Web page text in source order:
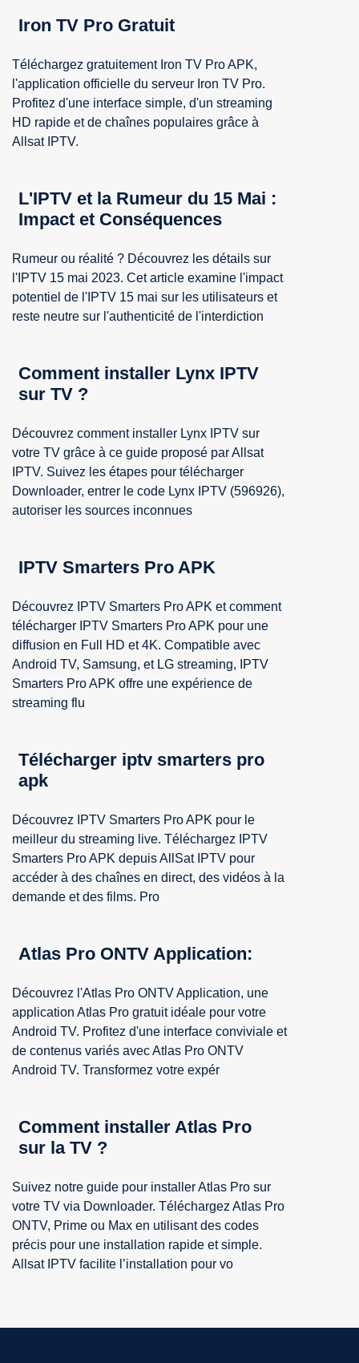
Iron TV Pro Gratuit
Téléchargez gratuitement Iron TV Pro APK,
l'application officielle du serveur Iron TV Pro.
Profitez d'une interface simple, d'un streaming
HD rapide et de chaînes populaires grâce à
Allsat IPTV.
L'IPTV et la Rumeur du 15 Mai :
Impact et Conséquences
Rumeur ou réalité ? Découvrez les détails sur
l'IPTV 15 mai 2023. Cet article examine l'impact
potentiel de l'IPTV 15 mai sur les utilisateurs et
reste neutre sur l'authenticité de l'interdiction
Comment installer Lynx IPTV
sur TV ?
Découvrez comment installer Lynx IPTV sur
votre TV grâce à ce guide proposé par Allsat
IPTV. Suivez les étapes pour télécharger
Downloader, entrer le code Lynx IPTV (596926),
autoriser les sources inconnues
IPTV Smarters Pro APK
Découvrez IPTV Smarters Pro APK et comment
télécharger IPTV Smarters Pro APK pour une
diffusion en Full HD et 4K. Compatible avec
Android TV, Samsung, et LG streaming, IPTV
Smarters Pro APK offre une expérience de
streaming flu
Télécharger iptv smarters pro
apk
Découvrez IPTV Smarters Pro APK pour le
meilleur du streaming live. Téléchargez IPTV
Smarters Pro APK depuis AllSat IPTV pour
accéder à des chaînes en direct, des vidéos à la
demande et des films. Pro
Atlas Pro ONTV Application:
Découvrez l'Atlas Pro ONTV Application, une
application Atlas Pro gratuit idéale pour votre
Android TV. Profitez d'une interface conviviale et
de contenus variés avec Atlas Pro ONTV
Android TV. Transformez votre expér
Comment installer Atlas Pro
sur la TV ?
Suivez notre guide pour installer Atlas Pro sur
votre TV via Downloader. Téléchargez Atlas Pro
ONTV, Prime ou Max en utilisant des codes
précis pour une installation rapide et simple.
Allsat IPTV facilite l’installation pour vo